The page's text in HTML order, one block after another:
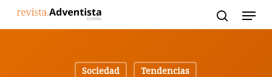
Sociedad
Tendencias